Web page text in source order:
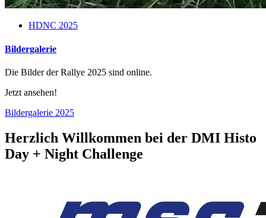
HDNC 2025
Bildergalerie
Die Bilder der Rallye 2025 sind online.
Jetzt ansehen!
Bildergalerie 2025
Herzlich Willkommen bei der DMI Histo
Day + Night Challenge